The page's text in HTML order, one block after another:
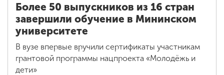
Более 50 выпускников из 16 стран
завершили обучение в Мининском
университете
В вузе впервые вручили сертификаты участникам
грантовой программы нацпроекта «Молодёжь и
дети»